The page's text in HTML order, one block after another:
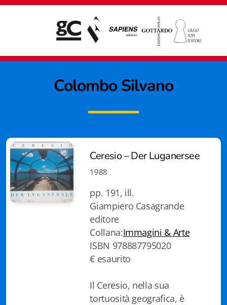
Colombo Silvano
Ceresio – Der Luganersee
1988
pp. 191, ill.
Giampiero Casagrande
editore
Collana:Immagini & Arte
ISBN 978887795020
€ esaurito
Il Ceresio, nella sua
tortuosità geografica, è
Giampiero Casagrande editore